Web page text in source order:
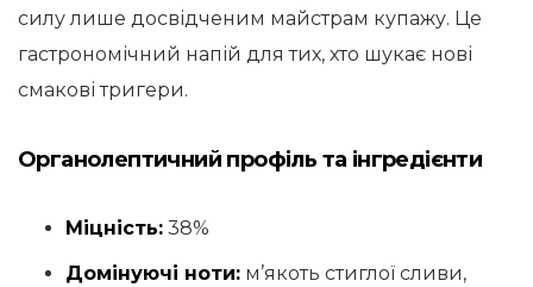
силу лише досвідченим майстрам купажу. Це
гастрономічний напій для тих, хто шукає нові
смакові тригери.
Органолептичний профіль та інгредієнти
Міцність: 38%
Домінуючі ноти: м’якоть стиглої сливи,